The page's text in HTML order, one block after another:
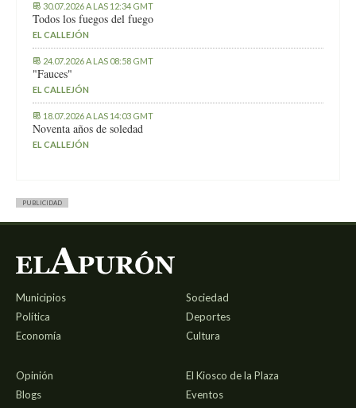
30.07.2026 A LAS 12:34 GMT
Todos los fuegos del fuego
EL CALLEJÓN
24.07.2026 A LAS 08:58 GMT
"Fauces"
EL CALLEJÓN
18.07.2026 A LAS 14:03 GMT
Noventa años de soledad
EL CALLEJÓN
PUBLICIDAD
Municipios
Política
Economía
Sociedad
Deportes
Cultura
Opinión
Blogs
El Kiosco de la Plaza
Eventos